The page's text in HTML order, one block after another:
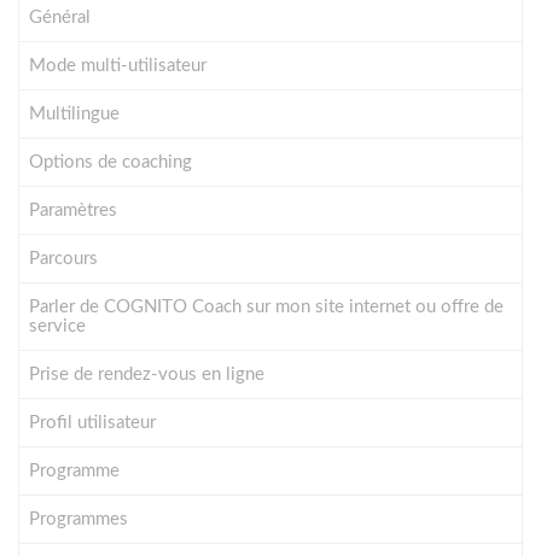
Général
Mode multi-utilisateur
Multilingue
Options de coaching
Paramètres
Parcours
Parler de COGNITO Coach sur mon site internet ou offre de
service
Prise de rendez-vous en ligne
Profil utilisateur
Programme
Programmes